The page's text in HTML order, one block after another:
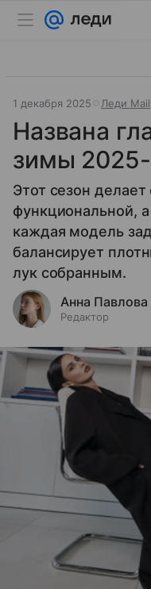
1 декабря 2025 Леди Mail
Названа
зимы
Этот сезон
функциональной,
каждая модель
балансирует
лук собранным.
Анна Павлова
Редактор